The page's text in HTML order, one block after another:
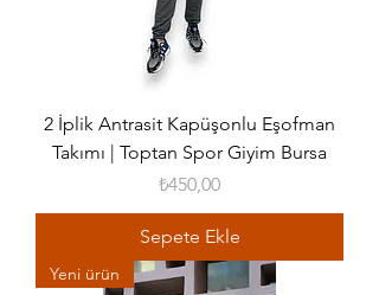
2 İplik Antrasit Kapüşonlu Eşofman
Takımı | Toptan Spor Giyim Bursa
Fiyat
₺450,00
Sepete Ekle
Yeni ürün